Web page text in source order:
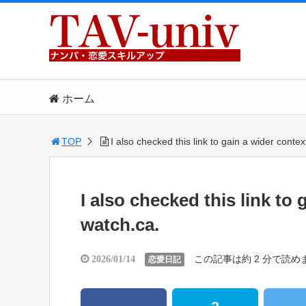
ホーム
TOP I also checked this link to gain a wider
I also checked this link to
watch.ca.
2026/01/14 恋愛日記 この記事は約 2 分で読め